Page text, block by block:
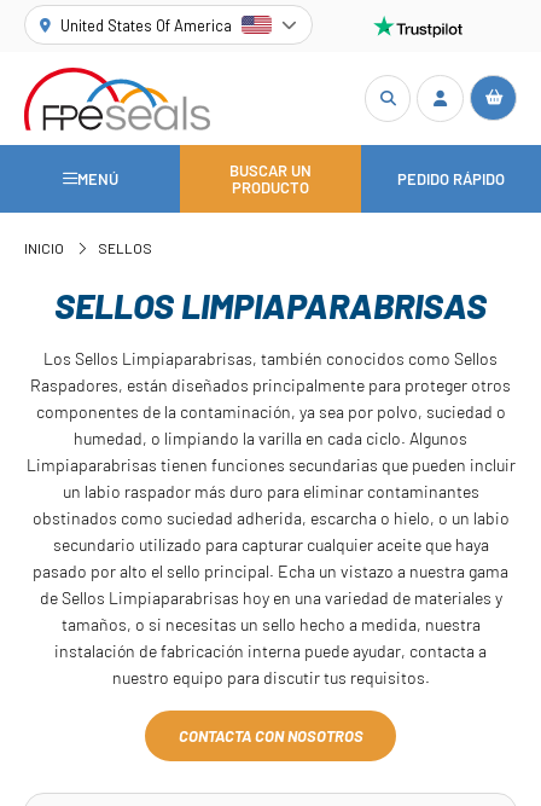
United States Of America
MENÚ
BUSCAR UN
PRODUCTO
PEDIDO RÁPIDO
INICIO SELLOS
SELLOS LIMPIAPARABRISAS
Los Sellos Limpiaparabrisas, también conocidos como Sellos
Raspadores, están diseñados principalmente para proteger otros
componentes de la contaminación, ya sea por polvo, suciedad o
humedad, o limpiando la varilla en cada ciclo. Algunos
Limpiaparabrisas tienen funciones secundarias que pueden incluir
un labio raspador más duro para eliminar contaminantes
obstinados como suciedad adherida, escarcha o hielo, o un labio
secundario utilizado para capturar cualquier aceite que haya
pasado por alto el sello principal. Echa un vistazo a nuestra gama
de Sellos Limpiaparabrisas hoy en una variedad de materiales y
tamaños, o si necesitas un sello hecho a medida, nuestra
instalación de fabricación interna puede ayudar, contacta a
nuestro equipo para discutir tus requisitos.
CONTACTA CON NOSOTROS